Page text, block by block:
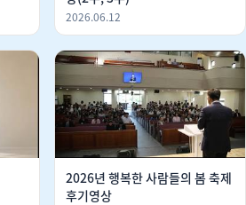
2026.06.12
2026년 행복한 사람들의 봄 축제
후기영상